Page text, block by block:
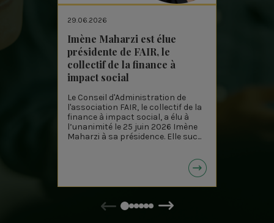
29.06.2026
Imène Maharzi est élue
présidente de FAIR, le
collectif de la finance à
impact social
Le Conseil d'Administration de
l'association FAIR, le collectif de la
finance à impact social, a élu à
l’unanimité le 25 juin 2026 Imène
Maharzi à sa présidence. Elle suc...
Précédent Suivant